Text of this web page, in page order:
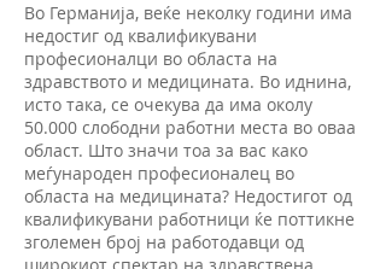
Во Германија, веќе неколку години има
недостиг од квалификувани
професионалци во областа на
здравството и медицината. Во иднина,
исто така, се очекува да има околу
50.000 слободни работни места во оваа
област. Што значи тоа за вас како
меѓународен професионалец во
областа на медицината? Недостигот од
квалификувани работници ќе поттикне
зголемен број на работодавци од